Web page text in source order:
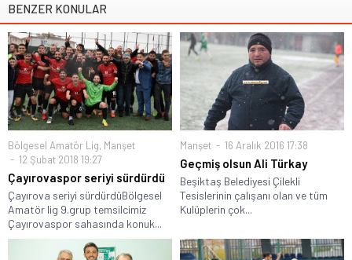
BENZER KONULAR
Bölgesel Amatör Lig, Manşet
12 Şubat 2018 19:27
Çayırovaspor seriyi sürdürdü
Çayırova seriyi sürdürdüBölgesel
Amatör lig 9.grup temsilcimiz
Çayırovaspor sahasında konuk...
Manşet 16 Aralık 2016 17:38
Geçmiş olsun Ali Türkay
Beşiktaş Belediyesi Çilekli
Tesislerinin çalışanı olan ve tüm
Kulüplerin çok...